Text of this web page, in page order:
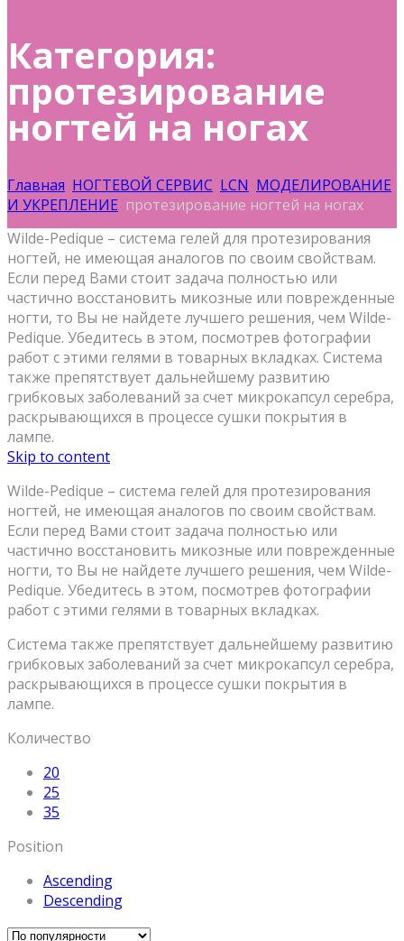
Категория:
протезирование
ногтей на ногах
Главная НОГТЕВОЙ СЕРВИС LCN МОДЕЛИРОВАНИЕ
И УКРЕПЛЕНИЕ протезирование ногтей на ногах
Wilde-Pedique – система гелей для протезирования
ногтей, не имеющая аналогов по своим свойствам.
Если перед Вами стоит задача полностью или
частично восстановить микозные или поврежденные
ногти, то Вы не найдете лучшего решения, чем Wilde-
Pedique. Убедитесь в этом, посмотрев фотографии
работ с этими гелями в товарных вкладках. Система
также препятствует дальнейшему развитию
грибковых заболеваний за счет микрокапсул серебра,
раскрывающихся в процессе сушки покрытия в
лампе.
Skip to content
Wilde-Pedique – система гелей для протезирования
ногтей, не имеющая аналогов по своим свойствам.
Если перед Вами стоит задача полностью или
частично восстановить микозные или поврежденные
ногти, то Вы не найдете лучшего решения, чем Wilde-
Pedique. Убедитесь в этом, посмотрев фотографии
работ с этими гелями в товарных вкладках.
Система также препятствует дальнейшему развитию
грибковых заболеваний за счет микрокапсул серебра,
раскрывающихся в процессе сушки покрытия в
лампе.
Количество
20
25
35
Position
Ascending
Descending